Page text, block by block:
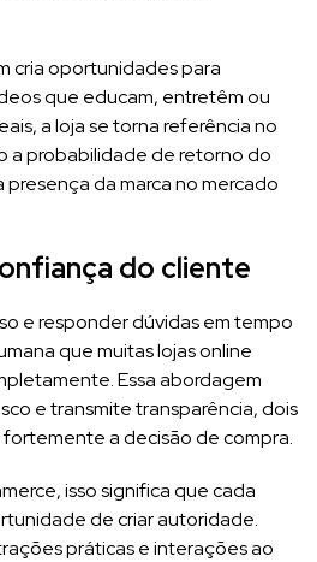
cria oportunidades para
que educam, entretêm ou
a loja se torna referência no
a probabilidade de retorno do
da marca no mercado
do cliente
e responder dúvidas em tempo
que muitas lojas online
Essa abordagem
e transmite transparência, dois
a decisão de compra.
isso significa que cada
de criar autoridade.
práticas e interações ao